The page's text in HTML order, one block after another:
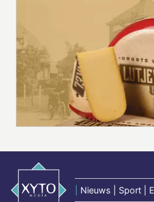
Nieuws | Sport |